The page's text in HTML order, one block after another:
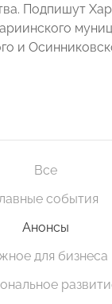
Подпишут
и
Все
события
Анонсы
для бизнеса